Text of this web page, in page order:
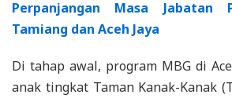
Perpanjangan Masa
Tamiang dan Aceh Jaya
Di tahap awal, program MBG di
anak tingkat Taman Kanak-Kanak